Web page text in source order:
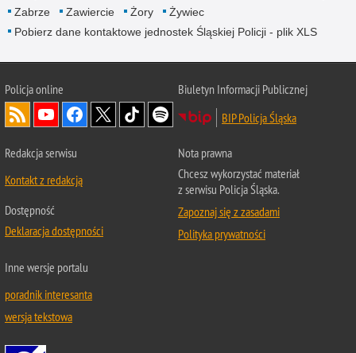
Zabrze
Zawiercie Żory
Żywiec
Pobierz dane kontaktowe jednostek Śląskiej Policji - plik XLS
Policja online
Biuletyn Informacji Publicznej
BIP Policja Śląska
Redakcja serwisu
Kontakt z redakcją
Dostępność
Deklaracja dostępności
Nota prawna
Chcesz wykorzystać materiał
z serwisu Policja Śląska.
Zapoznaj się z zasadami
Polityka prywatności
Inne wersje portalu
poradnik interesanta
wersja tekstowa